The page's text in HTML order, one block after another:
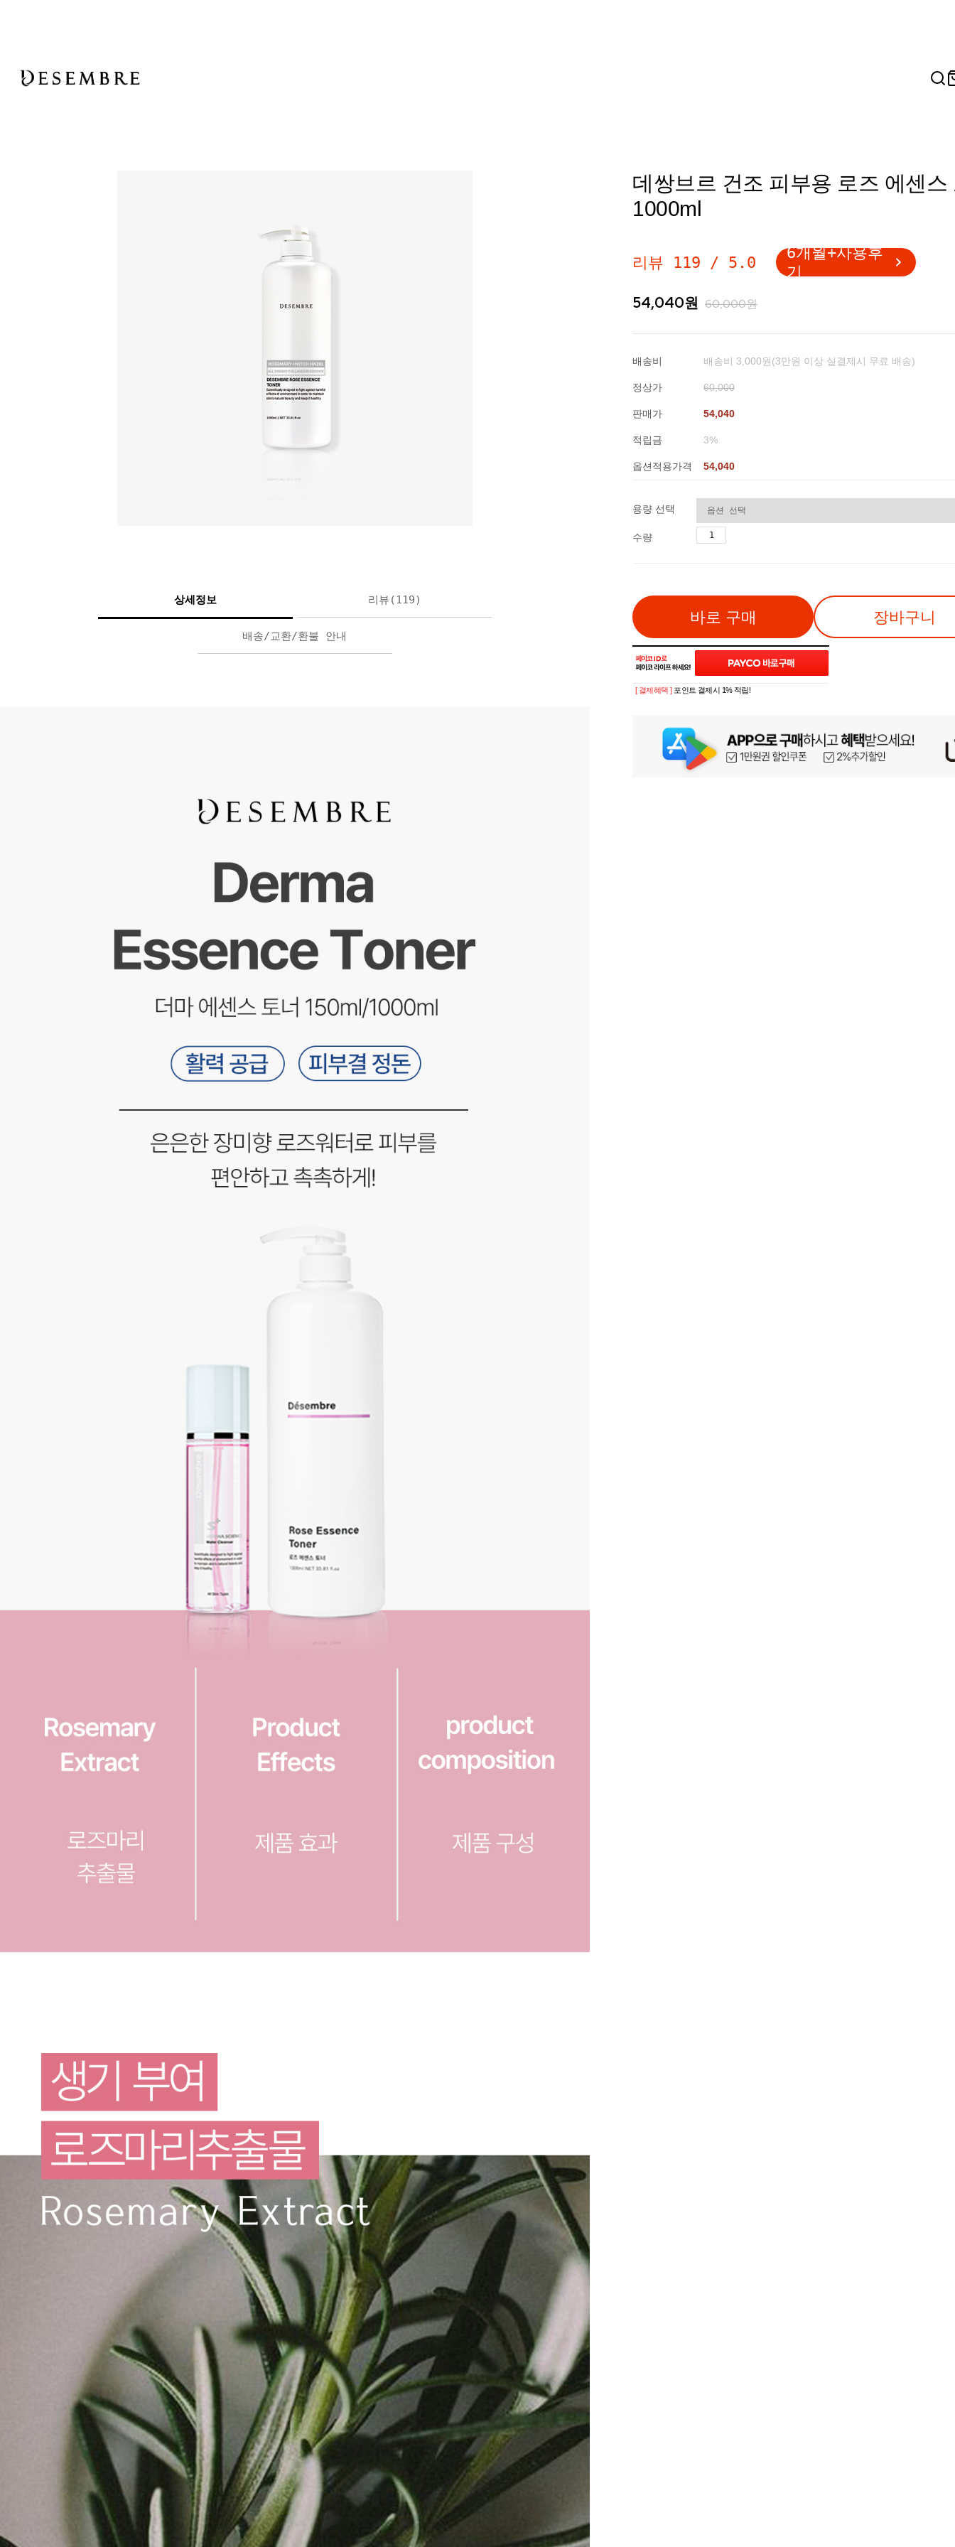
데쌍브르 건조 피부용 로즈 에센스
1000ml
리뷰 119 / 5.0
6개월+사용후
기
54,040원 60,000원
배송비 배송비 3,000원(3만원 이상 실결제시 무료 배송)
정상가 60,000
판매가 54,040
적립금 3%
옵션적용가격 54,040
용량 선택
수량
바로 구매 장바구니
[ 결제혜택 ] 포인트 결제시 1% 적립!
상세정보 리뷰(119)
배송/교환/환불 안내